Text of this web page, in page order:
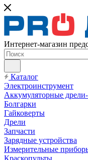
Интернет-магазин
Каталог
Электроинструмент
Аккумуляторные
Болгарки
Гайковерты
Дрели
Запчасти
Зарядные устройства
Измерительные
Краскопульты